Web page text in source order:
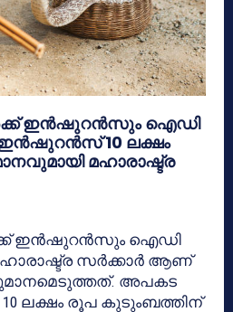
ഇൻഷുറൻസും ഐഡി
10 ലക്ഷം
മഹാരാഷ്ട്ര
ഇൻഷുറൻസും ഐഡി
സർക്കാർ ആണ്
അപകട
ലക്ഷം രൂപ കുടുംബത്തിന്